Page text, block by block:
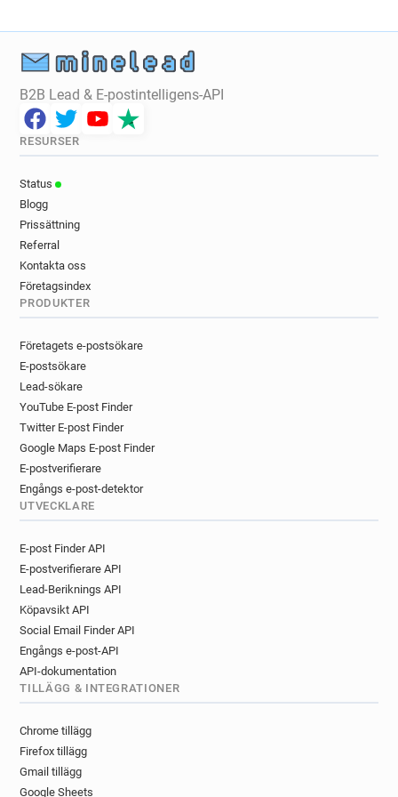
B2B Lead & E-postintelligens-API
RESURSER
Status
Blogg
Prissättning
Referral
Kontakta oss
Företagsindex
PRODUKTER
Företagets e-postsökare
E-postsökare
Lead-sökare
YouTube E-post Finder
Twitter E-post Finder
Google Maps E-post Finder
E-postverifierare
Engångs e-post-detektor
UTVECKLARE
E-post Finder API
E-postverifierare API
Lead-Beriknings API
Köpavsikt API
Social Email Finder API
Engångs e-post-API
API-dokumentation
TILLÄGG & INTEGRATIONER
Chrome tillägg
Firefox tillägg
Gmail tillägg
Google Sheets